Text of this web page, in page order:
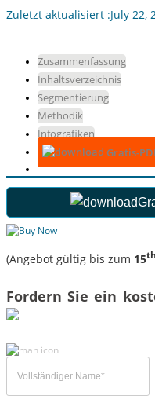
Zuletzt aktualisiert :July 22,
Zusammenfassung
Inhaltsverzeichnis
Segmentierung
Methodik
Infografiken
Gratis-
(Angebot gültig bis zum 15th
Fordern Sie ein